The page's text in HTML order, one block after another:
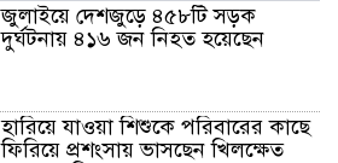
জুলাইয়ে দেশজুড়ে ৪৫৮টি সড়ক
দুর্ঘটনায় ৪১৬ জন নিহত হয়েছেন
হারিয়ে যাওয়া শিশুকে পরিবারের কাছে
ফিরিয়ে প্রশংসায় ভাসছেন খিলক্ষেত